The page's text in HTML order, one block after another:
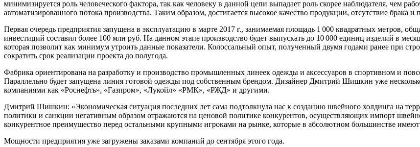
минимизируется роль человеческого фактора, так как человеку в данной цепи выпадает роль скорее наблюдателя, чем
автоматизированного потока производства. Таким образом, достигается высокое качество продукции, отсутствие брака и
Первая очередь предприятия запущена в эксплуатацию в марте 2017 г., занимаемая площадь 1 000 квадратных метров,
инвестиций составил более 100 млн руб. На данном этапе производство будет выпускать до 10 000 единиц изделий в
которая позволит как минимум утроить данные показатели. Колоссальный опыт, полученный двумя годами ранее при
сократить срок реализации проекта до полугода.
Фабрика ориентирована на разработку и производство промышленных линеек одежды и аксессуаров в спортивном и
Параллельно будет запущена линия готовой одежды под собственным брендом. Дизайнер Дмитрий Шишкин уже
компаниями как «Роснефть», «Газпром», «Лукойл» «РМК», «РЖД» и другими.
Дмитрий Шишкин: «Экономическая ситуация последних лет сама подтолкнула нас к созданию швейного холдинга на
политики и санкции негативным образом отражаются на ценовой политике конкурентов, осуществляющих импорт
конкурентное преимущество перед остальными крупными игроками на рынке, которые в абсолютном большинстве
Мощности предприятия уже загружены заказами компаний до сентября этого года.